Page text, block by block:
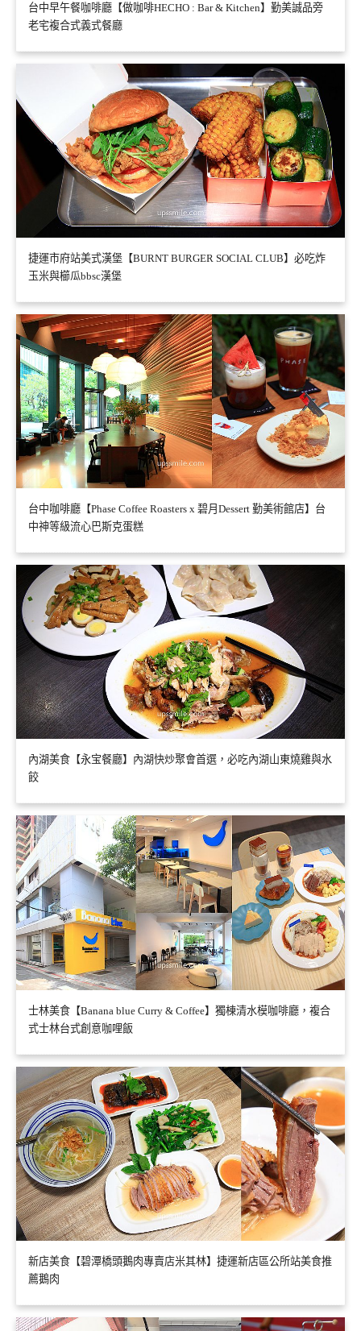
台中早午餐咖啡廳【做咖啡HECHO : Bar & Kitchen】勤美誠品旁
老宅複合式義式餐廳
捷運市府站美式漢堡【BURNT BURGER SOCIAL CLUB】必吃炸
玉米與櫛瓜bbsc漢堡
台中咖啡廳【Phase Coffee Roasters x 碧月Dessert 勤美術館店】台
中神等級流心巴斯克蛋糕
內湖美食【永宝餐廳】內湖快炒聚會首選，必吃內湖山東燒雞與水
餃
士林美食【Banana blue Curry & Coffee】獨棟清水模咖啡廳，複合
式士林台式創意咖哩飯
新店美食【碧潭橋頭鵝肉專賣店米其林】捷運新店區公所站美食推
薦鵝肉